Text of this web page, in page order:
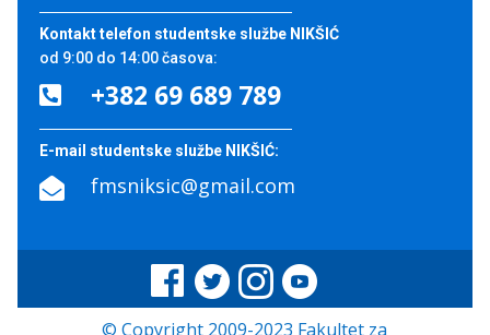
Kontakt telefon studentske službe NIKŠIĆ
od 9:00 do 14:00 časova:
 +382 69 689 789
E-mail studentske službe NIKŠIĆ:
 fmsniksic@gmail.com
© Copyright 2009-2023 Fakultet za